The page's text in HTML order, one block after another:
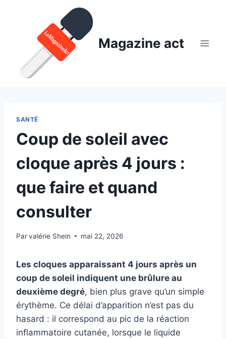
Magazine act
SANTÉ
Coup de soleil avec
cloque après 4 jours :
que faire et quand
consulter
Parvalérie Shein mai 22, 2026
Les cloques apparaissant 4 jours après un
coup de soleil indiquent une brûlure au
deuxième degré, bien plus grave qu’un simple
érythème. Ce délai d’apparition n’est pas du
hasard : il correspond au pic de la réaction
inflammatoire cutanée, lorsque le liquide